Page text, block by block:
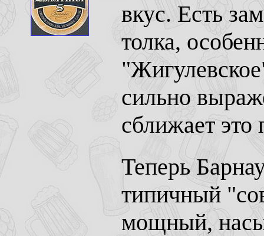
вкус. Есть
толка,
сильно
сближает
Теперь
типичный
мощный,